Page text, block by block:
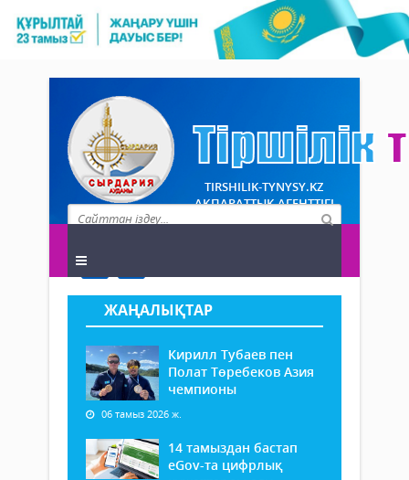
TIRSHILIK-TYNYSY.KZ
АҚПАРАТТЫҚ АГЕНТТІГІ
ЖАҢАЛЫҚТАР
Кирилл Тубаев пен
Полат Төребеков Азия
чемпионы
06 тамыз 2026 ж.
14 тамыздан бастап
еGov-та цифрлық